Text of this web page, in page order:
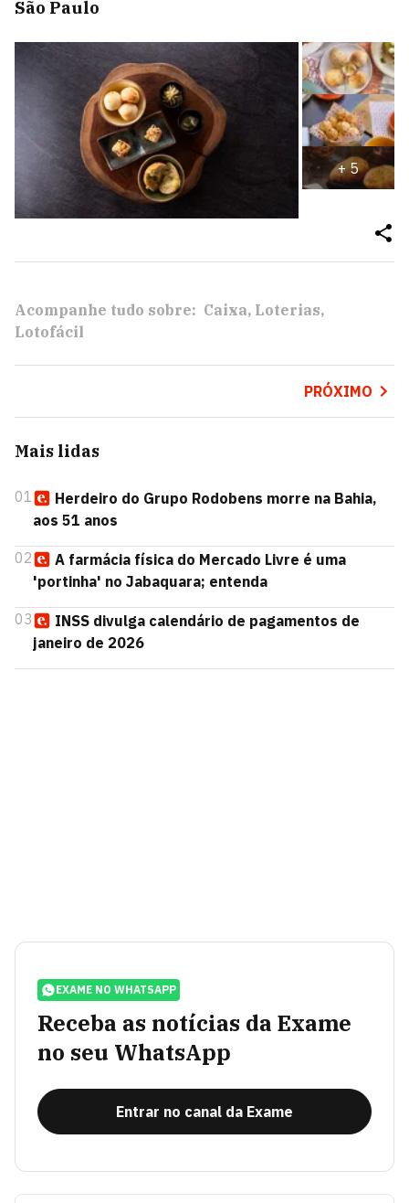
São Paulo
+5
Acompanhe tudo sobre: Caixa Loterias
Lotofácil
PRÓXIMO
Mais lidas
01
Herdeiro do Grupo Rodobens morre na Bahia,
aos 51 anos
02
A farmácia física do Mercado Livre é uma
'portinha' no Jabaquara; entenda
03
INSS divulga calendário de pagamentos de
janeiro de 2026
EXAME NO WHATSAPP
Receba as notícias da Exame
no seu WhatsApp
Entrar no canal da Exame